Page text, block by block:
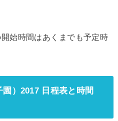
始時間はあくまでも予定時
）2017 日程表と時間